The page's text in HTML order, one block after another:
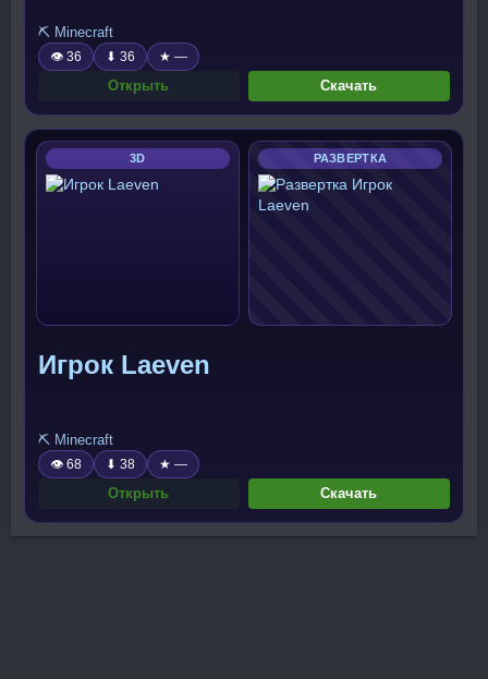
⛏️ Minecraft
👁 36 ⬇ 36 ★ —
Открыть Скачать
3D РАЗВЕРТКА
Игрок Laeven
⛏️ Minecraft
👁 68 ⬇ 38 ★ —
Открыть Скачать